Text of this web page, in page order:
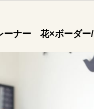
ーナー 花×ボーダ